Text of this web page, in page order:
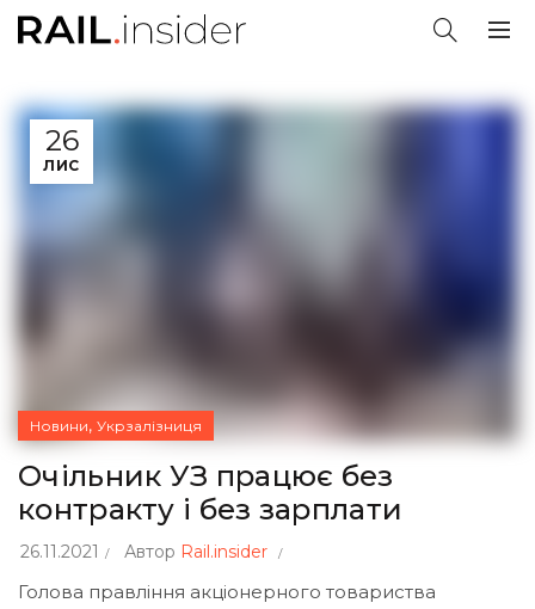
26
ЛИС
Новини, Укрзалізниця
Очільник УЗ працює без
контракту і без зарплати
26.11.2021 Автор Rail.insider
Голова правління акціонерного товариства